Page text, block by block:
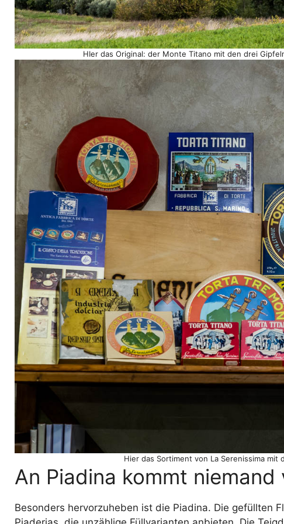
HIer das Original: der Monte Titano mit den drei
Hier das Sortiment von La Serenissima
An Piadina kommt niemand
Besonders hervorzuheben ist die Piadina. Die gefüllten